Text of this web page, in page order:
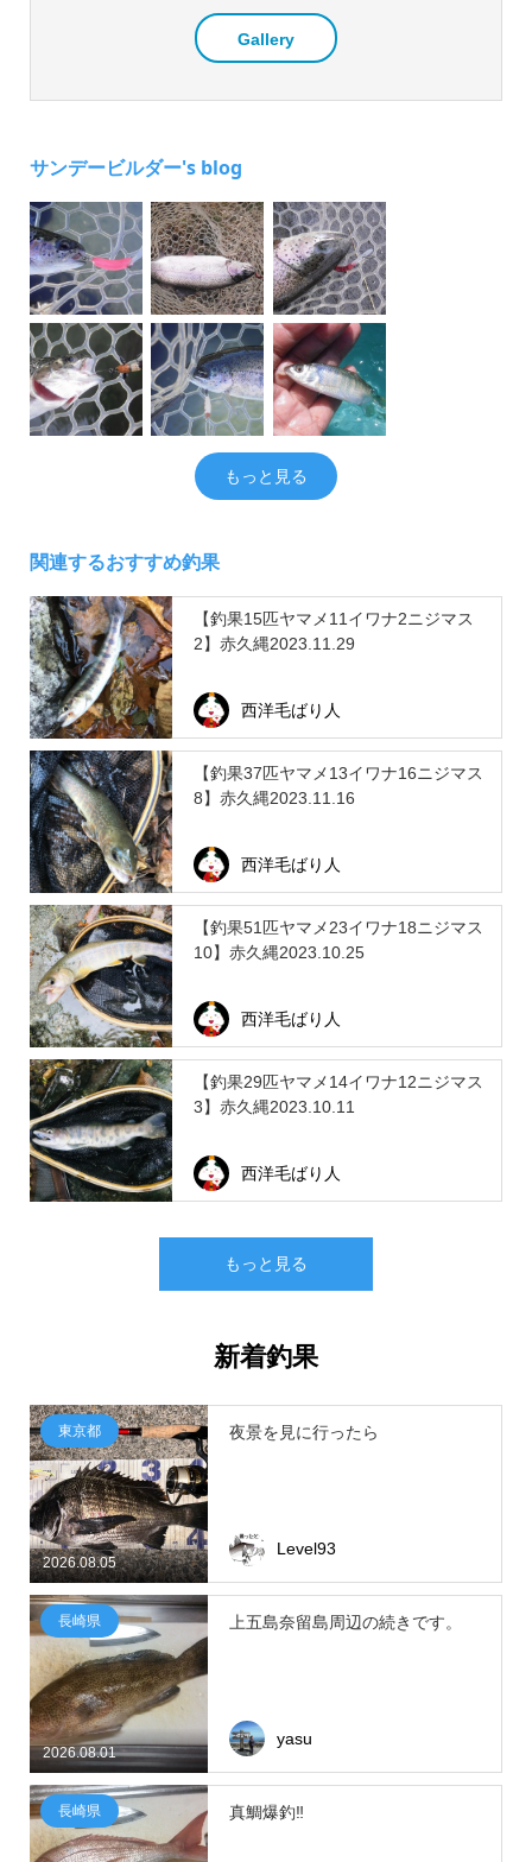
Gallery
サンデービルダー's blog
もっと見る
関連するおすすめ釣果
【釣果15匹ヤマメ11イワナ2ニジマス
2】赤久縄2023.11.29
西洋毛ばり人
【釣果37匹ヤマメ13イワナ16ニジマス
8】赤久縄2023.11.16
西洋毛ばり人
【釣果51匹ヤマメ23イワナ18ニジマス
10】赤久縄2023.10.25
西洋毛ばり人
【釣果29匹ヤマメ14イワナ12ニジマス
3】赤久縄2023.10.11
西洋毛ばり人
もっと見る
新着釣果
2026.08.05
東京都 夜景を見に行ったら
Level93
2026.08.01
長崎県 上五島奈留島周辺の続きです。
yasu
長崎県 真鯛爆釣‼